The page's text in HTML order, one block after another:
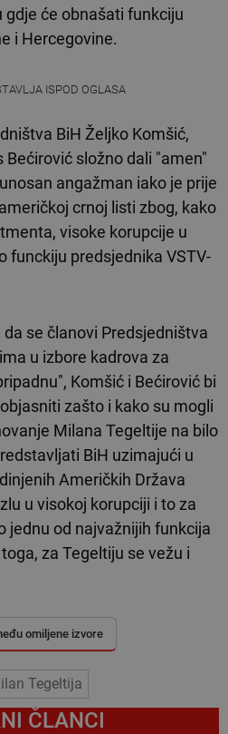
gdje će obnašati funkciju
i Hercegovine.
ISPOD OGLASA
BiH Željko Komšić,
Bećirović složno dali "amen"
angažman iako je prije
crnoj listi zbog, kako
visoke korupcije u
funckiju predsjednika VSTV-
se članovi Predsjedništva
u izbore kadrova za
Komšić i Bećirović bi
zašto i kako su mogli
Milana Tegeltije na bilo
BiH uzimajući u
Američkih Država
u visokoj korupciji i to za
jednu od najvažnijih funkcija
za Tegeltiju se vežu i
omiljene izvore
Tegeltija
ČLANCI